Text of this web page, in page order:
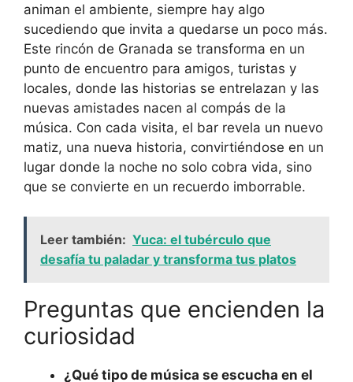
animan el ambiente, siempre hay algo
sucediendo que invita a quedarse un poco más.
Este rincón de Granada se transforma en un
punto de encuentro para amigos, turistas y
locales, donde las historias se entrelazan y las
nuevas amistades nacen al compás de la
música. Con cada visita, el bar revela un nuevo
matiz, una nueva historia, convirtiéndose en un
lugar donde la noche no solo cobra vida, sino
que se convierte en un recuerdo imborrable.
Leer también: Yuca: el tubérculo que
desafía tu paladar y transforma tus platos
Preguntas que encienden la
curiosidad
¿Qué tipo de música se escucha en el